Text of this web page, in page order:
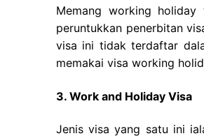
Memang working
peruntukkan penerbitan
visa ini tidak terdaftar
memakai visa working
3. Work and Holiday Visa
Jenis visa yang satu ini